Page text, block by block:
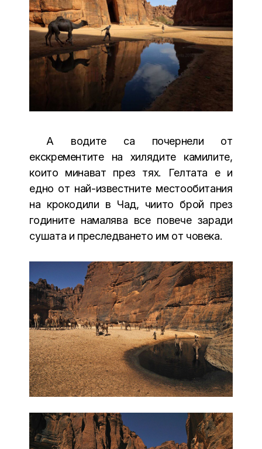
А водите са почернели от
екскрементите на хилядите камилите,
които минават през тях. Гелтата е и
едно от най-известните местообитания
на крокодили в Чад, чиито брой през
годините намалява все повече заради
сушата и преследването им от човека.